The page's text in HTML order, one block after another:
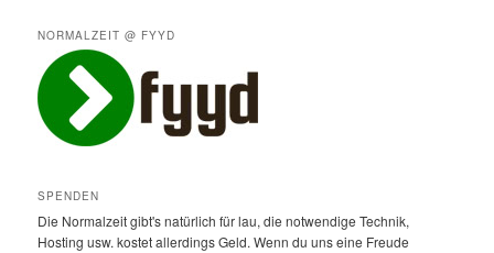
NORMALZEIT @ FYYD
SPENDEN
Die Normalzeit gibt's natürlich für lau, die notwendige Technik,
Hosting usw. kostet allerdings Geld. Wenn du uns eine Freude